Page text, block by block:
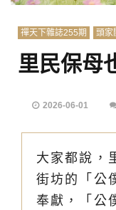
禪天下雜誌255期 頭家
里民保母
2026-06-01
大家都說，
街坊的「公
奉獻，「公